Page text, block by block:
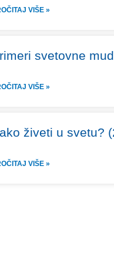
VIŠE »
svetovne
VIŠE »
živeti u svetu?
VIŠE »